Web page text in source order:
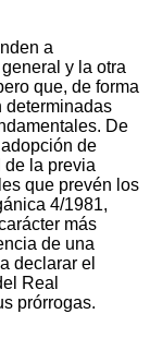
a
y la otra
que, de forma
determinadas
De
de
de la previa
que prevén los
4/1981,
más
de una
declarar el
Real
prórrogas.